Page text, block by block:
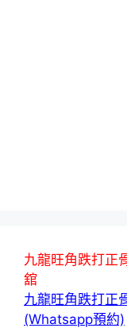
九龍旺角跌打正
舘
九龍旺角跌打正
(Whatsapp預約)